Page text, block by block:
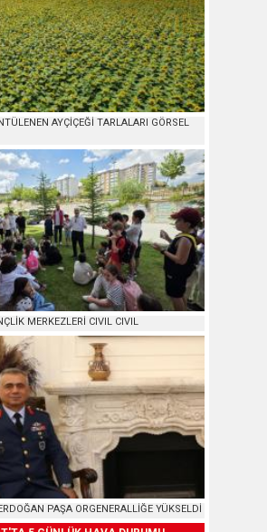
AYÇİÇEĞİ TARLALARI GÖRSEL
MERKEZLERİ CIVIL CIVIL
PAŞA ORGENERALLİĞE YÜKSELDİ